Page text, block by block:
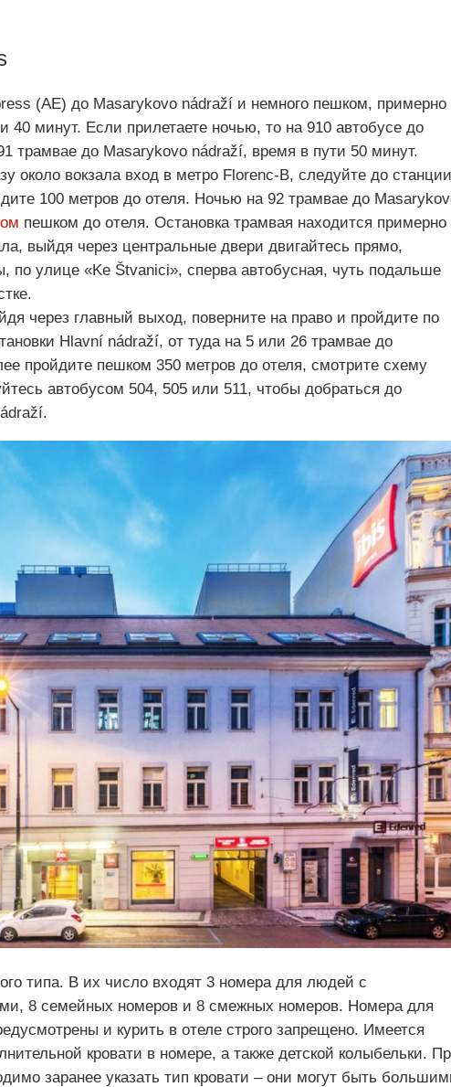
(AE) до Masarykovo nádraží и немного пешком, примерно
40 минут. Если прилетаете ночью, то на 910 автобусе до
трамвае до Masarykovo nádraží, время в пути 50 минут.
около вокзала вход в метро Florenc-В, следуйте до станции
100 метров до отеля. Ночью на 92 трамвае до
пешком до отеля. Остановка трамвая находится примерно
выйдя через центральные двери двигайтесь прямо,
по улице «Ke Štvanici», сперва автобусная, чуть подальше
через главный выход, поверните на право и пройдите по
Hlavní nádraží, от туда на 5 или 26 трамвае до
пройдите пешком 350 метров до отеля, смотрите схему
автобусом 504, 505 или 511, чтобы добраться до
типа. В их число входят 3 номера для людей с
8 семейных номеров и 8 смежных номеров. Номера для
и курить в отеле строго запрещено. Имеется
кровати в номере, а также детской колыбельки.
заранее указать тип кровати – они могут быть